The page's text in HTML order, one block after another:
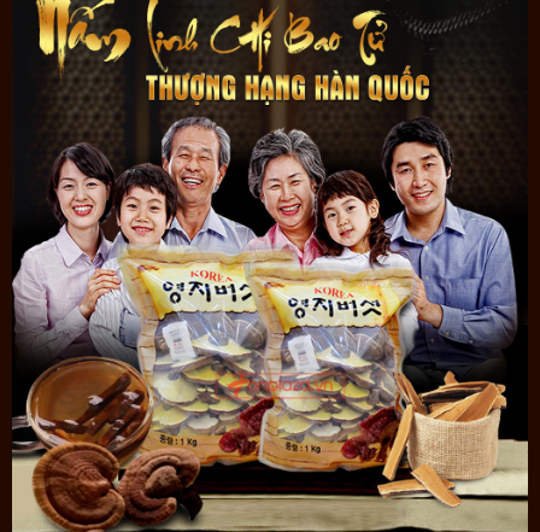
ràng, không đảm bảo vệ sinh an toàn thực phẩm, gây ảnh hưởng
xấu đến sức khỏe người được tặng.
Một số hình ảnh chi tiết của sản phẩm: